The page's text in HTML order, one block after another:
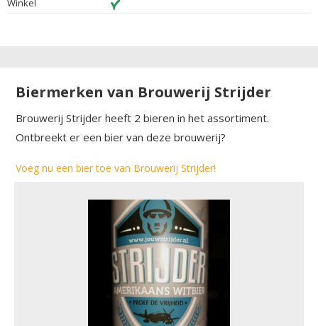
Biermerken van Brouwerij Strijder
Brouwerij Strijder heeft 2 bieren in het assortiment.
Ontbreekt er een bier van deze brouwerij?
Voeg nu een bier toe van Brouwerij Strijder!